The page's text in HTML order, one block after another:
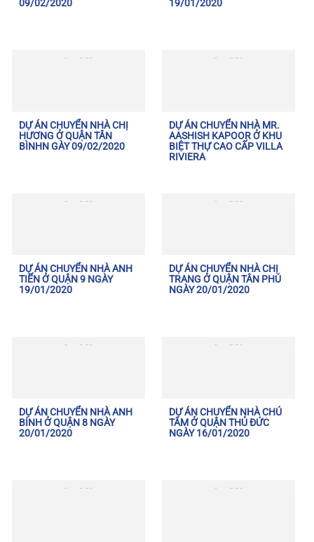
09/02/2020
19/01/2020
DỰ ÁN CHUYỂN NHÀ CHỊ
HƯƠNG Ở QUẬN TÂN
BÌNHN GÀY 09/02/2020
DỰ ÁN CHUYỂN NHÀ MR.
AASHISH KAPOOR Ở KHU
BIỆT THỰ CAO CẤP VILLA
RIVIERA
DỰ ÁN CHUYỂN NHÀ ANH
TIẾN Ở QUẬN 9 NGÀY
19/01/2020
DỰ ÁN CHUYỂN NHÀ CHỊ
TRANG Ở QUẬN TÂN PHÚ
NGÀY 20/01/2020
DỰ ÁN CHUYỂN NHÀ ANH
BÍNH Ở QUẬN 8 NGÀY
20/01/2020
DỰ ÁN CHUYỂN NHÀ CHÚ
TÂM Ở QUẬN THỦ ĐỨC
NGÀY 16/01/2020